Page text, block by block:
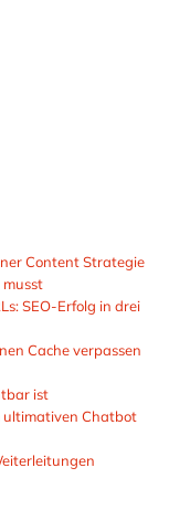
Content Strategie
SEO-Erfolg in drei
Cache verpassen
ist
ultimativen Chatbot